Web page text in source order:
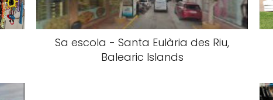
Sa escola - Santa Eulària des Riu,
Balearic Islands